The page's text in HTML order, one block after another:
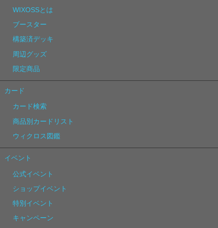
WIXOSSとは
ブースター
構築済デッキ
周辺グッズ
限定商品
カード
カード検索
商品別カードリスト
ウィクロス図鑑
イベント
公式イベント
ショップイベント
特別イベント
キャンペーン